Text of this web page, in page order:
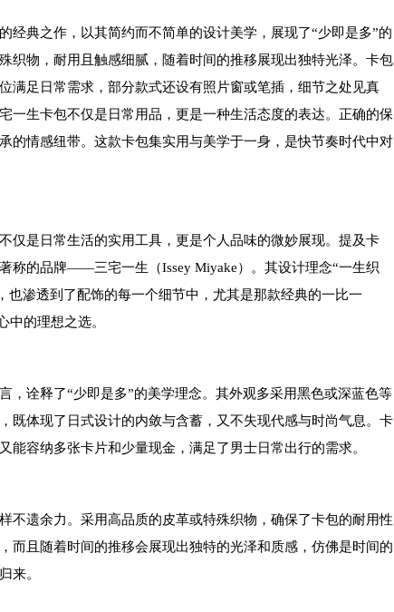
经典之作，以其简约而不简单的设计美学，展现了“少即是多”的
织物，耐用且触感细腻，随着时间的推移展现出独特光泽。卡包
满足日常需求，部分款式还设有照片窗或笔插，细节之处见真
一生卡包不仅是日常用品，更是一种生活态度的表达。正确的保
的情感纽带。这款卡包集实用与美学于一身，是快节奏时代中对
仅是日常生活的实用工具，更是个人品味的微妙展现。提及卡
称的品牌——三宅一生（Issey Miyake）。其设计理念“一生织
也渗透到了配饰的每一个细节中，尤其是那款经典的一比一
中的理想之选。
，诠释了“少即是多”的美学理念。其外观多采用黑色或深蓝色等
既体现了日式设计的内敛与含蓄，又不失现代感与时尚气息。卡
能容纳多张卡片和少量现金，满足了男士日常出行的需求。
不遗余力。采用高品质的皮革或特殊织物，确保了卡包的耐用性
而且随着时间的推移会展现出独特的光泽和质感，仿佛是时间的
来。